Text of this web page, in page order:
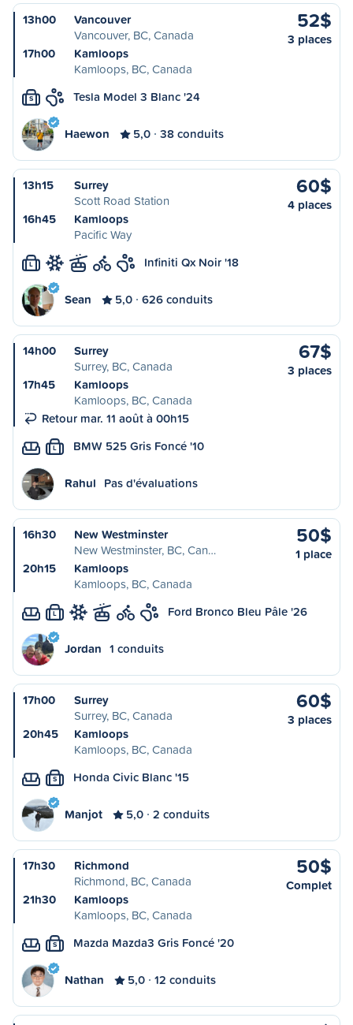
13h00
Vancouver
Vancouver, BC, Canada
17h00
Kamloops
Kamloops, BC, Canada
52$
3 places
S Tesla Model 3 Blanc '24
Haewon 5,0 38 conduits
13h15
Surrey
Scott Road Station
16h45
Kamloops
Pacific Way
60$
4 places
L Infiniti Qx Noir '18
Sean 5,0 626 conduits
14h00
Surrey
Surrey, BC, Canada
17h45
Kamloops
Kamloops, BC, Canada
Retour mar. 11 août à 00h15
67$
3 places
L BMW 525 Gris Foncé '10
Rahul Pas d'évaluations
16h30
New Westminster
New Westminster, BC, Can…
20h15
Kamloops
Kamloops, BC, Canada
50$
1 place
L Ford Bronco Bleu Pâle '26
Jordan 1 conduits
17h00
Surrey
Surrey, BC, Canada
20h45
Kamloops
Kamloops, BC, Canada
60$
3 places
S Honda Civic Blanc '15
Manjot 5,0 2 conduits
17h30
Richmond
Richmond, BC, Canada
21h30
Kamloops
Kamloops, BC, Canada
50$
Complet
S Mazda Mazda3 Gris Foncé '20
Nathan 5,0 12 conduits